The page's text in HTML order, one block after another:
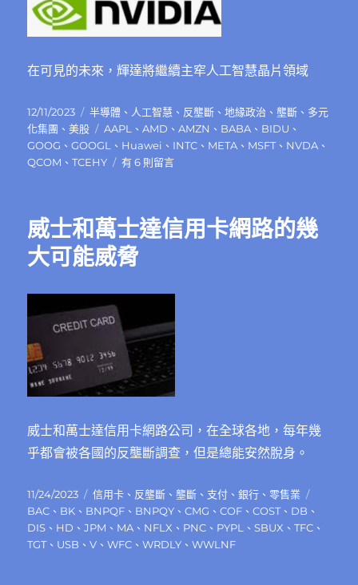
在可見的未來，輝達將繼續主窂人工智慧晶片領域
發
佈
日
期:
12/11/2023
分
類
半導體 、 人工智慧 、 反壟斷 、地緣政治 、壟斷 、 多元
化集團 、美股
標
籤
AAPL 、AMD 、AMZN 、 BABA 、 BIDU 、
GOOG 、GOOGL 、 Huawei 、 INTC 、 META 、 MSFT、 NVDA 、
QCOM 、TCEHY
在
斷
的
原
和
對
的
挑
戰〉
中
有 6 則留言
威士和萬士達信用卡網路的幾
大可能威脅
威士和萬士達信用卡網路公司，在全球各地，每年幾
乎都會被各國的反壟斷調查，但是總能安然脫身。
發
佈
日
期:
11/24/2023
分
類
信用卡 、 反壟斷 、壟斷 、 支付 、銀行 、 零售業
BAC 、 BK 、 BNPQF 、 BNPQY 、CMG 、COF 、COST、 DB 、
DIS 、 HD 、JPM 、 MA 、 NFLX 、 PNC 、 PYPL 、SBUX 、TFC 、
TGT、 USB 、V 、WFC 、WRDLY 、WWLNF